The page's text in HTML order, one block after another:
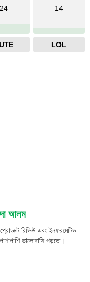
24 14
LOL
আলম
রিভিউ এবং ইনফরমেটিভ
ভালোবাসি পড়তে।